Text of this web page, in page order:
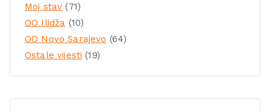
Moj stav (71)
OO Ilidža (10)
OO Novo Sarajevo (64)
Ostale vijesti (19)